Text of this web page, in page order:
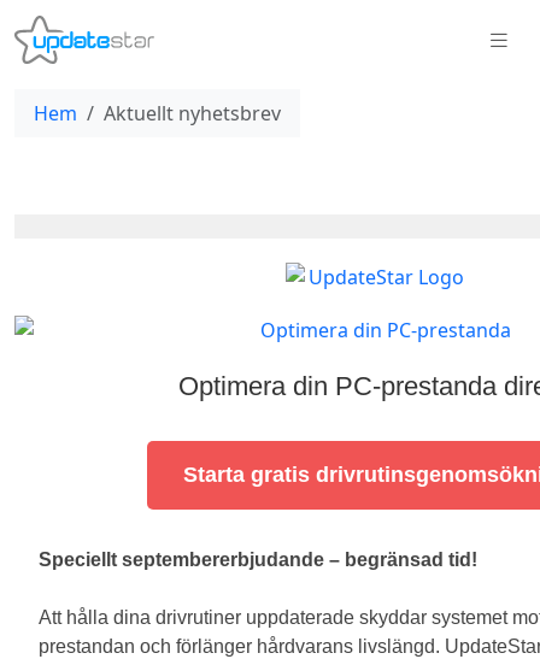
Hem Aktuellt nyhetsbrev
Optimera din PC-prestanda
Starta gratis
Speciellt septembererbjudande – begränsad tid!
Att hålla dina drivrutiner uppdaterade skyddar systemet
prestandan och förlänger hårdvarans livslängd.